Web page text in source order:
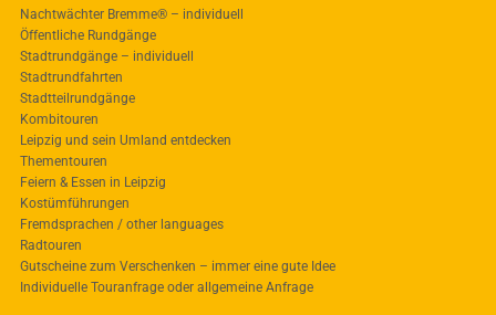
Nachtwächter Bremme® – individuell
Öffentliche Rundgänge
Stadtrundgänge – individuell
Stadtrundfahrten
Stadtteilrundgänge
Kombitouren
Leipzig und sein Umland entdecken
Thementouren
Feiern & Essen in Leipzig
Kostümführungen
Fremdsprachen / other languages
Radtouren
Gutscheine zum Verschenken – immer eine gute Idee
Individuelle Touranfrage oder allgemeine Anfrage